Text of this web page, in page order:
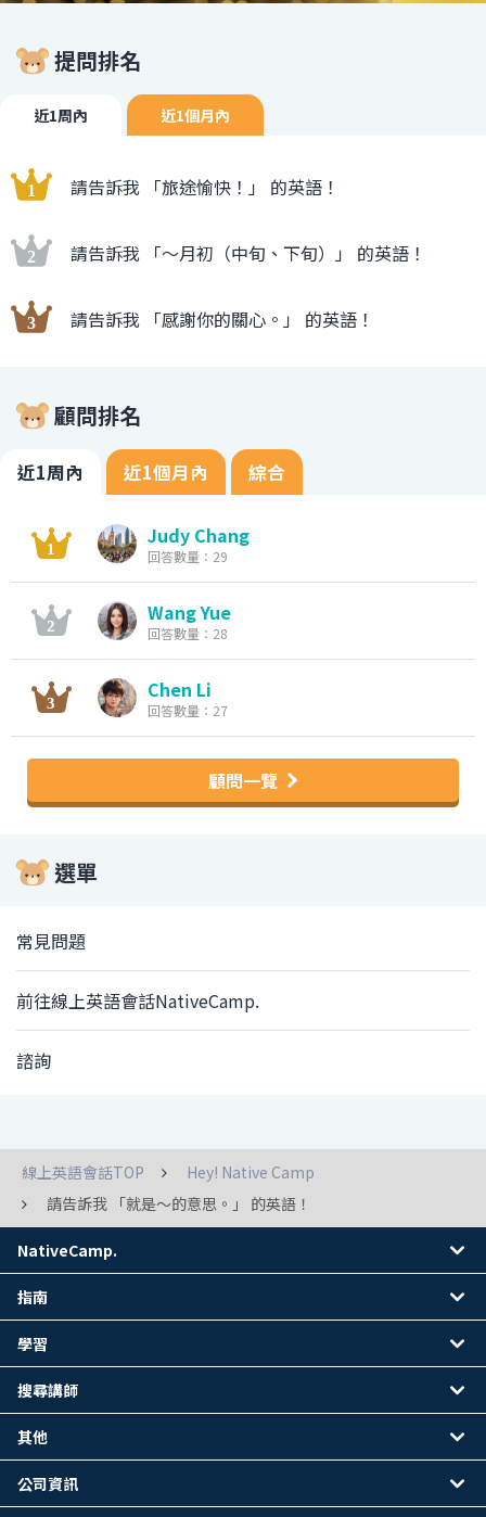
提問排名
近1周內 近1個月內
請告訴我 「旅途愉快！」 的英語！
請告訴我 「〜月初（中旬、下旬）」 的英語！
請告訴我 「感謝你的關心。」 的英語！
顧問排名
近1周內 近1個月內 綜合
Judy Chang
回答數量：29
Wang Yue
回答數量：28
Chen Li
回答數量：27
顧問一覽
選單
常見問題
前往線上英語會話NativeCamp.
諮詢
線上英語會話TOP
Hey! Native Camp
請告訴我 「就是～的意思。」 的英語！
NativeCamp.
指南
學習
搜尋講師
其他
公司資訊